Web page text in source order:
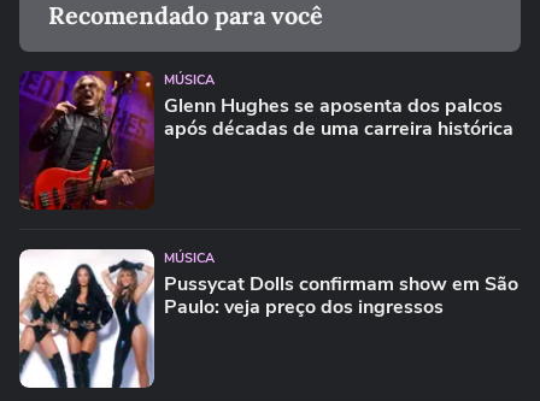
Recomendado para você
MÚSICA
Glenn Hughes se aposenta dos palcos
após décadas de uma carreira histórica
MÚSICA
Pussycat Dolls confirmam show em São
Paulo: veja preço dos ingressos